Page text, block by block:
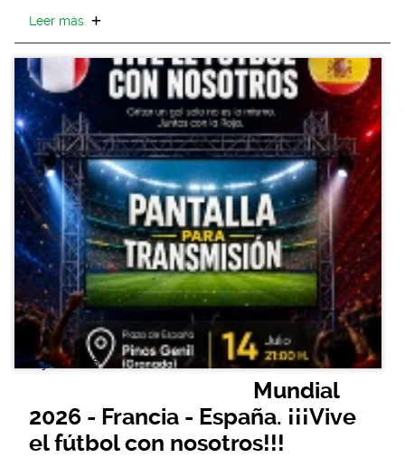
Leer más
11 julio 2026
Mundial
2026 - Francia - España. ¡¡¡Vive
el fútbol con nosotros!!!